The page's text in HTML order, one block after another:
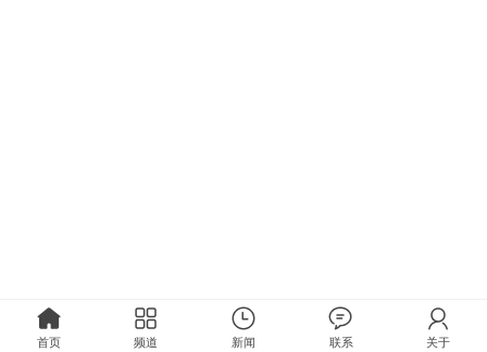
首页 频道 新闻 联系 关于